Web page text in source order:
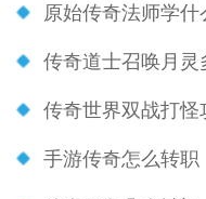
原始传奇法师学什
传奇道士召唤月灵
传奇世界双战打怪
手游传奇怎么转职